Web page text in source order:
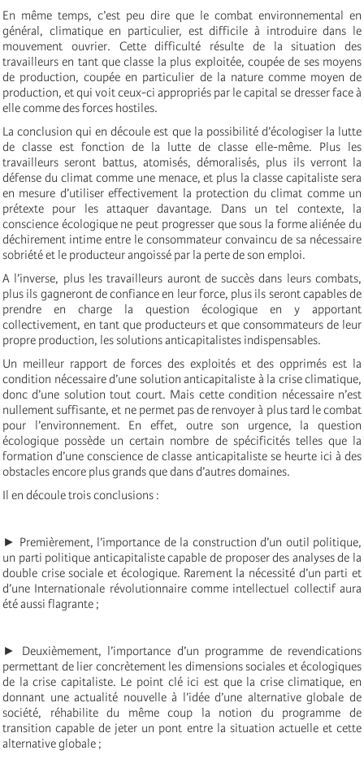
En même temps, c’est peu dire que le combat environnemental en
général, climatique en particulier, est difficile à introduire dans le
mouvement ouvrier. Cette difficulté résulte de la situation des
travailleurs en tant que classe la plus exploitée, coupée de ses moyens
de production, coupée en particulier de la nature comme moyen de
production, et qui voit ceux-ci appropriés par le capital se dresser face à
elle comme des forces hostiles.
La conclusion qui en découle est que la possibilité d’écologiser la lutte
de classe est fonction de la lutte de classe elle-même. Plus les
travailleurs seront battus, atomisés, démoralisés, plus ils verront la
défense du climat comme une menace, et plus la classe capitaliste sera
en mesure d’utiliser effectivement la protection du climat comme un
prétexte pour les attaquer davantage. Dans un tel contexte, la
conscience écologique ne peut progresser que sous la forme aliénée du
déchirement intime entre le consommateur convaincu de sa nécessaire
sobriété et le producteur angoissé par la perte de son emploi.
A l’inverse, plus les travailleurs auront de succès dans leurs combats,
plus ils gagneront de confiance en leur force, plus ils seront capables de
prendre en charge la question écologique en y apportant
collectivement, en tant que producteurs et que consommateurs de leur
propre production, les solutions anticapitalistes indispensables.
Un meilleur rapport de forces des exploités et des opprimés est la
condition nécessaire d’une solution anticapitaliste à la crise climatique,
donc d’une solution tout court. Mais cette condition nécessaire n’est
nullement suffisante, et ne permet pas de renvoyer à plus tard le combat
pour l’environnement. En effet, outre son urgence, la question
écologique possède un certain nombre de spécificités telles que la
formation d’une conscience de classe anticapitaliste se heurte ici à des
obstacles encore plus grands que dans d’autres domaines.
Il en découle trois conclusions :
► Premièrement, l’importance de la construction d’un outil politique,
un parti politique anticapitaliste capable de proposer des analyses de la
double crise sociale et écologique. Rarement la nécessité d’un parti et
d’une Internationale révolutionnaire comme intellectuel collectif aura
été aussi flagrante ;
► Deuxièmement, l’importance d’un programme de revendications
permettant de lier concrètement les dimensions sociales et écologiques
de la crise capitaliste. Le point clé ici est que la crise climatique, en
donnant une actualité nouvelle à l’idée d’une alternative globale de
société, réhabilite du même coup la notion du programme de
transition capable de jeter un pont entre la situation actuelle et cette
alternative globale ;